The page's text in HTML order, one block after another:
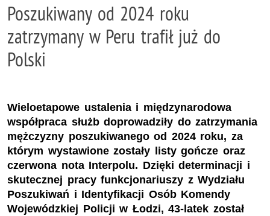
Poszukiwany od 2024 roku
zatrzymany w Peru trafił już do
Polski
Wieloetapowe ustalenia i międzynarodowa
współpraca służb doprowadziły do zatrzymania
mężczyzny poszukiwanego od 2024 roku, za
którym wystawione zostały listy gończe oraz
czerwona nota Interpolu. Dzięki determinacji i
skutecznej pracy funkcjonariuszy z Wydziału
Poszukiwań i Identyfikacji Osób Komendy
Wojewódzkiej Policji w Łodzi, 43-latek został